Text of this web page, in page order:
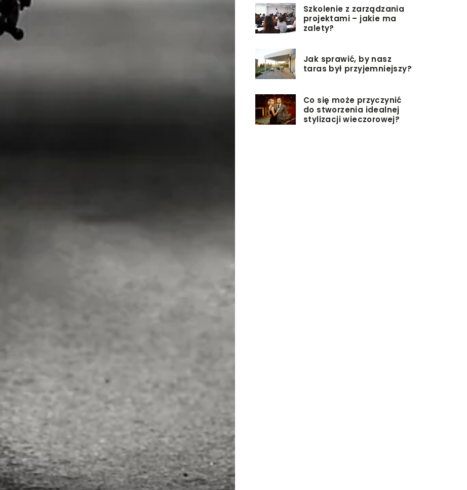
Szkolenie z zarządzania
projektami – jakie ma
zalety?
Jak sprawić, by nasz
taras był przyjemniejszy?
Co się może przyczynić
do stworzenia idealnej
stylizacji wieczorowej?